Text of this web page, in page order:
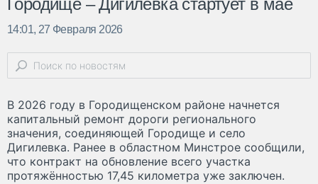
Городище – Дигилевка стартует в мае
14:01, 27 Февраля 2026
В 2026 году в Городищенском районе начнется
капитальный ремонт дороги регионального
значения, соединяющей Городище и село
Дигилевка. Ранее в областном Минстрое сообщили,
что контракт на обновление всего участка
протяжённостью 17,45 километра уже заключен.